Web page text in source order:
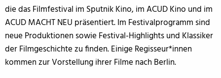
die das Filmfestival im Sputnik Kino, im ACUD Kino und im
ACUD MACHT NEU präsentiert. Im Festivalprogramm sind
neue Produktionen sowie Festival-Highlights und Klassiker
der Filmgeschichte zu finden. Einige Regisseur*innen
kommen zur Vorstellung ihrer Filme nach Berlin.